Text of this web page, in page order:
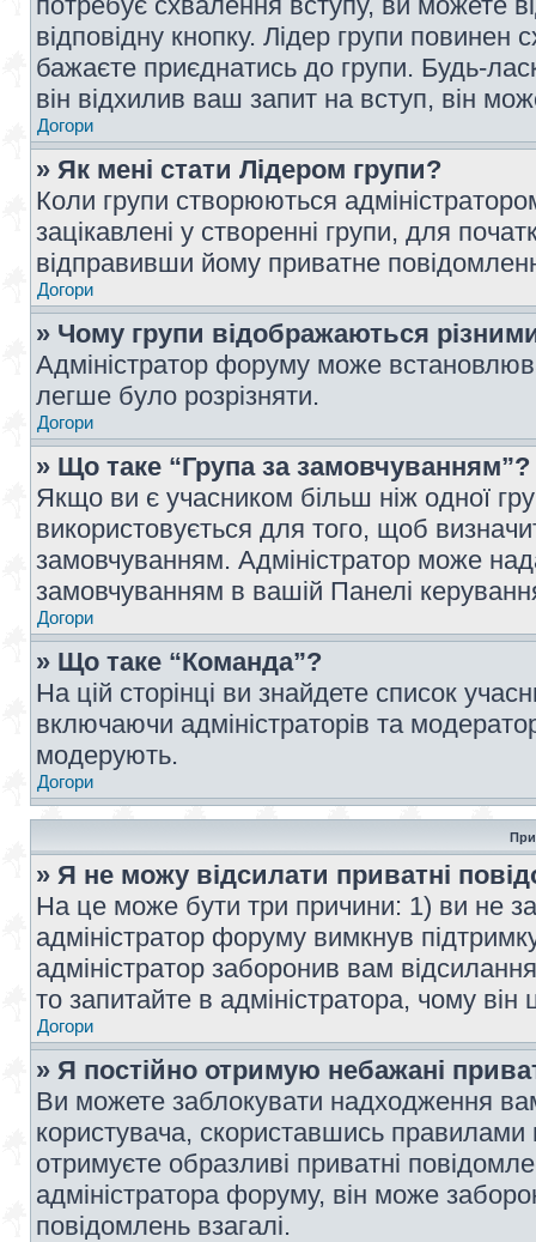
відповідну кнопку. Лідер групи
бажаєте приєднатись до групи. Будь-
він відхилив ваш запит на вступ, він
Догори
» Як мені стати Лідером групи?
Коли групи створюються
зацікавлені у створенні групи, для
відправивши йому приватне
Догори
» Чому групи відображаються
Адміністратор форуму може
легше було розрізняти.
Догори
» Що таке “Група за замовчуванням”?
Якщо ви є учасником більш ніж одної
використовується для того, щоб
замовчуванням. Адміністратор може
замовчуванням в вашій Панелі
Догори
» Що таке “Команда”?
На цій сторінці ви знайдете список
включаючи адміністраторів та
модерують.
Догори
» Я не можу відсилати приватні
На це може бути три причини: 1) ви не
адміністратор форуму вимкнув
адміністратор заборонив вам
то запитайте в адміністратора, чому він
Догори
» Я постійно отримую небажані
Ви можете заблокувати надходження
користувача, скориставшись
отримуєте образливі приватні
адміністратора форуму, він може
повідомлень взагалі.